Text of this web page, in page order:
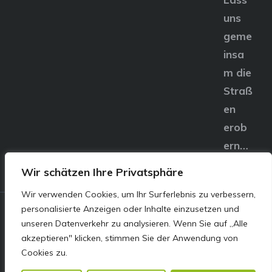
Wir schätzen Ihre Privatsphäre
Wir verwenden Cookies, um Ihr Surferlebnis zu verbessern,
personalisierte Anzeigen oder Inhalte einzusetzen und
unseren Datenverkehr zu analysieren. Wenn Sie auf „Alle
akzeptieren" klicken, stimmen Sie der Anwendung von
Cookies zu.
uns
geme
insa
m die
Straß
en
erob
ern…
© E&S Motors GmbH,
Linzer Straße 83 4240
Freistadt